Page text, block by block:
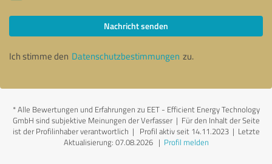
Nachricht senden
Ich stimme den Datenschutzbestimmungen zu.
*Alle Bewertungen und Erfahrungen zu EET - Efficient Energy Technology
GmbH sind subjektive Meinungen der Verfasser | Für den Inhalt der Seite
ist der Profilinhaber verantwortlich | Profil aktiv seit 14.11.2023 | Letzte
Aktualisierung: 07.08.2026| Profil melden